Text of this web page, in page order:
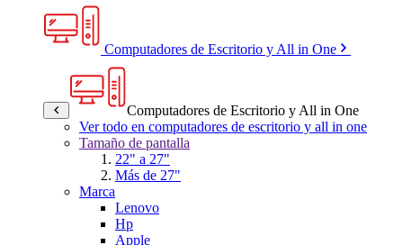
Computadores de Escritorio y All in One
Computadores de Escritorio y All in One
Ver todo en computadores de escritorio y all in one
Tamaño de pantalla
22" a 27"
Más de 27"
Marca
Lenovo
Hp
Apple